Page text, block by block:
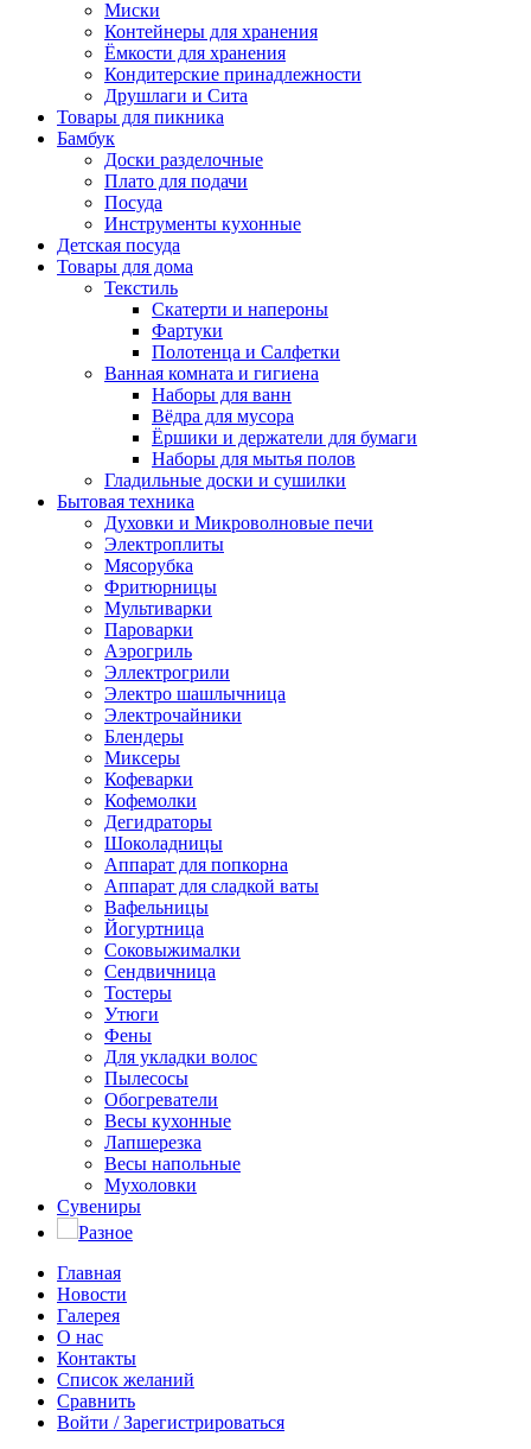
Миски
Контейнеры для хранения
Ёмкости для хранения
Кондитерские принадлежности
Друшлаги и Сита
Товары для пикника
Бамбук
Доски разделочные
Плато для подачи
Посуда
Инструменты кухонные
Детская посуда
Товары для дома
Текстиль
Скатерти и напероны
Фартуки
Полотенца и Салфетки
Ванная комната и гигиена
Наборы для ванн
Вёдра для мусора
Ёршики и держатели для бумаги
Наборы для мытья полов
Гладильные доски и сушилки
Бытовая техника
Духовки и Микроволновые печи
Электроплиты
Мясорубка
Фритюрницы
Мультиварки
Пароварки
Аэрогриль
Эллектрогрили
Электро шашлычница
Электрочайники
Блендеры
Миксеры
Кофеварки
Кофемолки
Дегидраторы
Шоколадницы
Аппарат для попкорна
Аппарат для сладкой ваты
Вафельницы
Йогуртница
Соковыжималки
Сендвичница
Тостеры
Утюги
Фены
Для укладки волос
Пылесосы
Обогреватели
Весы кухонные
Лапшерезка
Весы напольные
Мухоловки
Сувениры
Разное
Главная
Новости
Галерея
О нас
Контакты
Список желаний
Сравнить
Войти / Зарегистрироваться